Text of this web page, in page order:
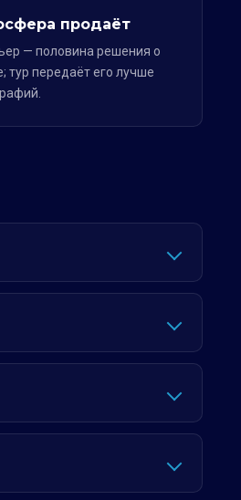
продаёт
— половина решения о
тур передаёт его лучше